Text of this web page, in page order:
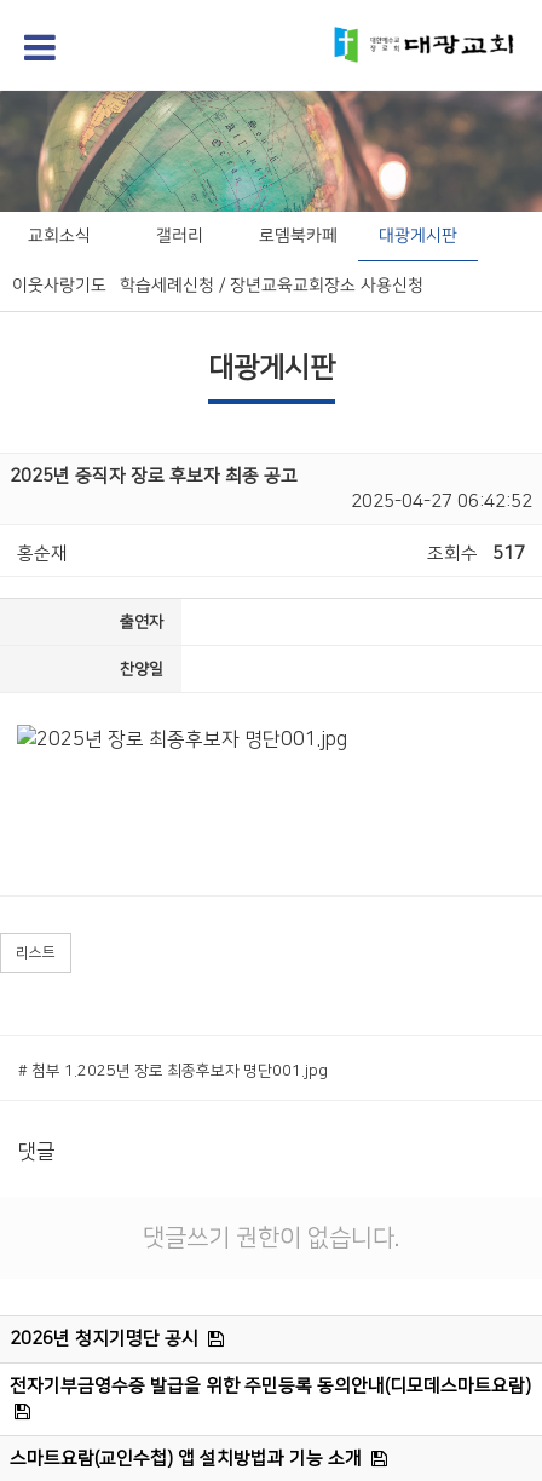
교회소식 갤러리 로뎀북카페 대광게시판
이웃사랑기도 학습세례신청 / 장년교육교회장소 사용신청
대광게시판
2025년 중직자 장로 후보자 최종 공고
2025-04-27 06:42:52
홍순재 조회수 517
출연자
찬양일
리스트
# 첨부 1.2025년 장로 최종후보자 명단001.jpg
댓글
댓글쓰기 권한이 없습니다.
2026년 청지기명단 공시
전자기부금영수증 발급을 위한 주민등록 동의안내(디모데스마트요람)
스마트요람(교인수첩) 앱 설치방법과 기능 소개